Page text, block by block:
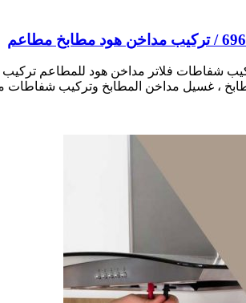
شفاطات فلاتر مداخن هود للمطاعم
، غسيل مداخن المطابخ وتركيب شفاطات